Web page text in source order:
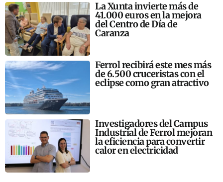
La Xunta invierte más de
41.000 euros en la mejora
del Centro de Día de
Caranza
Ferrol recibirá este mes más
de 6.500 cruceristas con el
eclipse como gran atractivo
Investigadores del Campus
Industrial de Ferrol mejoran
la eficiencia para convertir
calor en electricidad